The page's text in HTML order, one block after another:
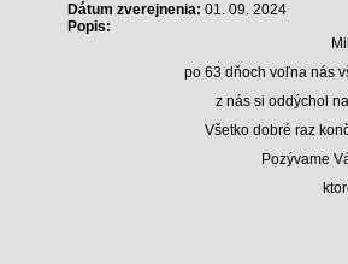
Dátum zverejnenia: 01. 09. 2024
Popis:
po 63 dňoch voľna nás
z nás si oddýchol
Všetko dobré raz
Pozývame